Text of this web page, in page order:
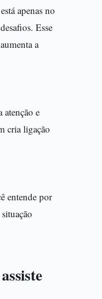
apenas no
Esse
a
e
cria ligação
entende por